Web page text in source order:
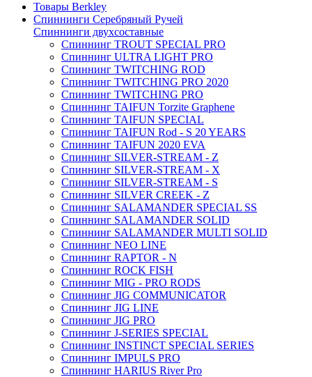
Товары Berkley
Спиннинги Серебряный Ручей
Спиннинги двухсоставные
Спиннинг TROUT SPECIAL PRO
Спиннинг ULTRA LIGHT PRO
Спиннинг TWITCHING ROD
Спиннинг TWITCHING PRO 2020
Спиннинг TWITCHING PRO
Спиннинг TAIFUN Torzite Graphene
Спиннинг TAIFUN SPECIAL
Спиннинг TAIFUN Rod - S 20 YEARS
Спиннинг TAIFUN 2020 EVA
Спиннинг SILVER-STREAM - Z
Спиннинг SILVER-STREAM - X
Спиннинг SILVER-STREAM - S
Спиннинг SILVER CREEK - Z
Спиннинг SALAMANDER SPECIAL SS
Спиннинг SALAMANDER SOLID
Спиннинг SALAMANDER MULTI SOLID
Спиннинг NEO LINE
Спиннинг RAPTOR - N
Спиннинг ROCK FISH
Спиннинг MIG - PRO RODS
Спиннинг JIG COMMUNICATOR
Спиннинг JIG LINE
Спиннинг JIG PRO
Спиннинг J-SERIES SPECIAL
Спиннинг INSTINCT SPECIAL SERIES
Спиннинг IMPULS PRO
Спиннинг HARIUS River Pro